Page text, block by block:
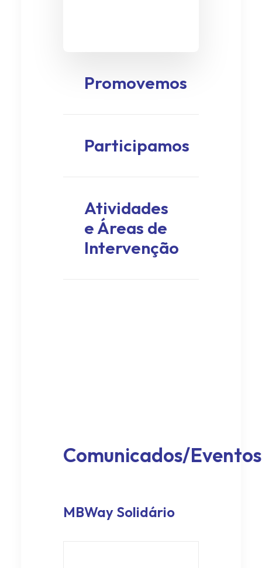
Promovemos
Participamos
Atividades
e Áreas de
Intervenção
Comunicados/Eventos
MBWay Solidário